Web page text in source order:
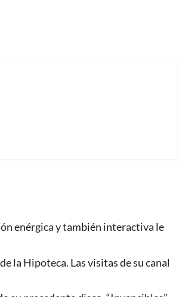
enérgica y también interactiva le
la Hipoteca. Las visitas de su canal